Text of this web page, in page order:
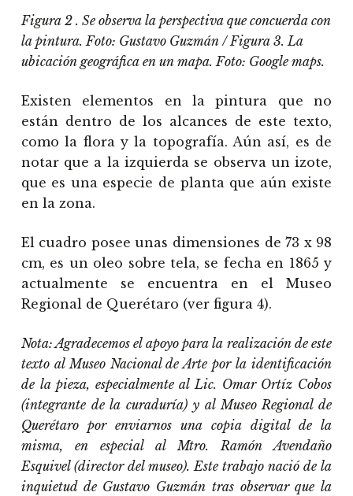
Figura 2 . Se observa la perspectiva que concuerda con
la pintura. Foto: Gustavo Guzmán / Figura 3. La
ubicación geográfica en un mapa. Foto: Google maps.
Existen elementos en la pintura que no
están dentro de los alcances de este texto,
como la flora y la topografía. Aún así, es de
notar que a la izquierda se observa un izote,
que es una especie de planta que aún existe
en la zona.
El cuadro posee unas dimensiones de 73 x 98
cm, es un oleo sobre tela, se fecha en 1865 y
actualmente se encuentra en el Museo
Regional de Querétaro (ver figura 4).
Nota: Agradecemos el apoyo para la realización de este
texto al Museo Nacional de Arte por la identificación
de la pieza, especialmente al Lic. Omar Ortíz Cobos
(integrante de la curaduría) y al Museo Regional de
Querétaro por enviarnos una copia digital de la
misma, en especial al Mtro. Ramón Avendaño
Esquivel (director del museo). Este trabajo nació de la
inquietud de Gustavo Guzmán tras observar que la